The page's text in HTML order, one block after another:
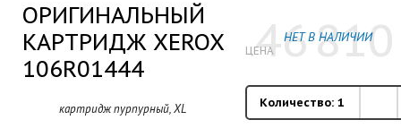
ЦЕНА
46810
НЕТ В НАЛИЧИИ
Количество: 1
ОРИГИНАЛЬНЫЙ
КАРТРИДЖ XEROX
106R01444
картридж пурпурный, XL